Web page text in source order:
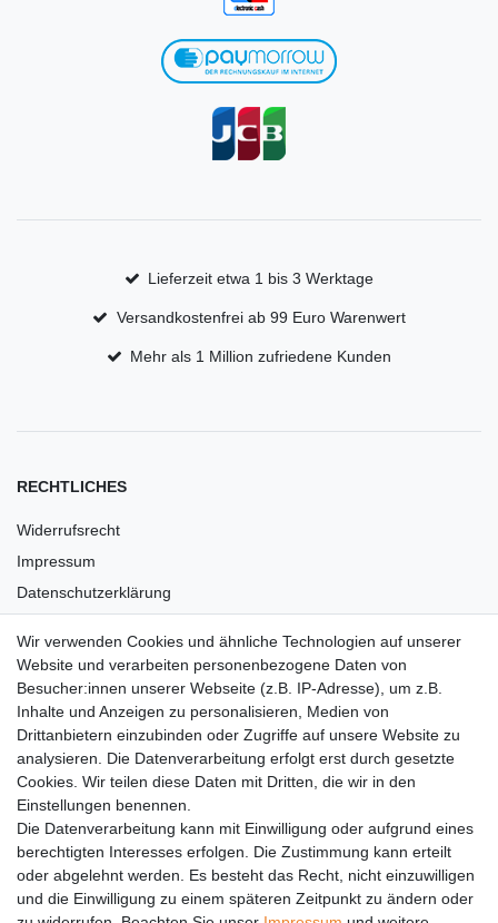
Lieferzeit etwa 1 bis 3 Werktage
Versandkostenfrei ab 99 Euro Warenwert
Mehr als 1 Million zufriedene Kunden
RECHTLICHES
Widerrufsrecht
Impressum
Datenschutzerklärung
Barrierefreiheit
Anleitungen
Vertrag widerrufen
PARTNER
DHL
GLS
Wir verwenden Cookies und ähnliche Technologien auf unserer
Website und verarbeiten personenbezogene Daten von
Besucher:innen unserer Webseite (z.B. IP-Adresse), um z.B.
Inhalte und Anzeigen zu personalisieren, Medien von
Drittanbietern einzubinden oder Zugriffe auf unsere Website zu
analysieren. Die Datenverarbeitung erfolgt erst durch gesetzte
Cookies. Wir teilen diese Daten mit Dritten, die wir in den
Einstellungen benennen.
Die Datenverarbeitung kann mit Einwilligung oder aufgrund eines
berechtigten Interesses erfolgen. Die Zustimmung kann erteilt
oder abgelehnt werden. Es besteht das Recht, nicht einzuwilligen
und die Einwilligung zu einem späteren Zeitpunkt zu ändern oder